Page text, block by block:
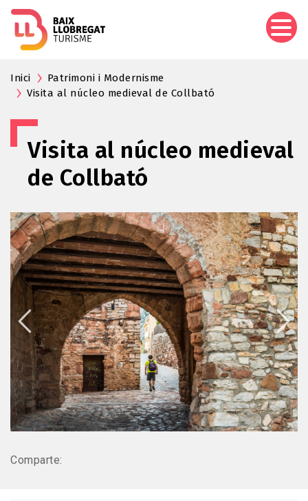
Inici
Patrimoni i Modernisme
Visita al núcleo medieval de Collbató
Visita al núcleo medieval
de Collbató
Comparte: